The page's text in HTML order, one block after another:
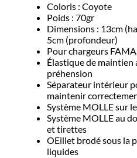
Coloris : Coyote
Poids : 70gr
Dimensions : 13cm
5cm (profondeur)
Pour chargeurs
Élastique de maintien
préhension
Séparateur intérieur
maintenir
Système MOLLE sur
Système MOLLE au
et tirettes
OEillet brodé sous la
liquides